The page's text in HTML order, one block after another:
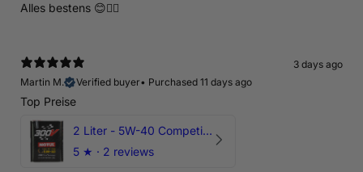
Alles bestens 😊👍🏻
3 days ago
Martin M.
Verified buyer• Purchased 11 days ago
Top Preise
2 Liter - 5W-40 Competition 300V Motul Motoröl
5 ★ · 2 reviews